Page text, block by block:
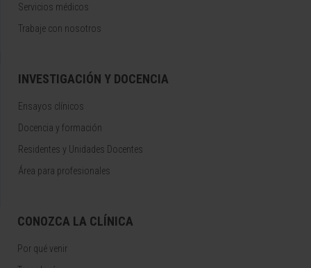
Servicios médicos
Trabaje con nosotros
INVESTIGACIÓN Y DOCENCIA
Ensayos clínicos
Docencia y formación
Residentes y Unidades Docentes
Área para profesionales
CONOZCA LA CLÍNICA
Por qué venir